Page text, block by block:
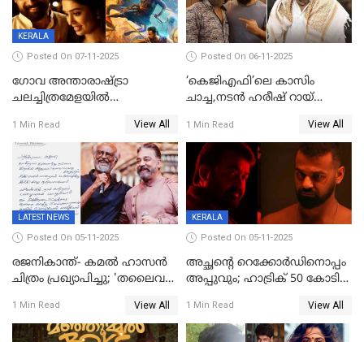
KERALA
Posted On 07-11-2025
ഗോവ അന്താരാഷ്ട്രാ
ചലച്ചിത്രമേളയില്‍
മലയാളത്തില്‍നിന്ന്
ഏകചിത്രമായി 'എആര്‍എം';
1 Min Read View All
Posted On 06-11-2025
‘കെജിഎഫി’ലെ കാസിം
ചാച്ച,നടൻ ഹരീഷ് റായ്
1 Min Read View All
LATEST NEWS
Posted On 05-11-2025
രജനികാന്ത്- കമൽ ഹാസൻ
ചിത്രം പ്രഖ്യാപിച്ചു; 'തലൈവർ
1 Min Read View All
KERALA
Posted On 05-11-2025
അച്ഛന്റെ റെക്കോർഡിനൊപ്പം
അപ്പുവും; ഹാട്രിക് 50 കോടി
മോഹൻലാൽ, 'ഡീയസ്
ഈറേ' കുതിപ്പ്
1 Min Read View All